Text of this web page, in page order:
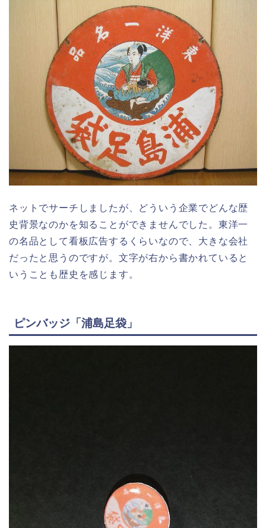
ネットでサーチしましたが、どういう企業でどんな歴
史背景なのかを知ることができませんでした。東洋一
の名品として看板広告するくらいなので、大きな会社
だったと思うのですが。文字が右から書かれていると
いうことも歴史を感じます。
ピンバッジ「浦島足袋」